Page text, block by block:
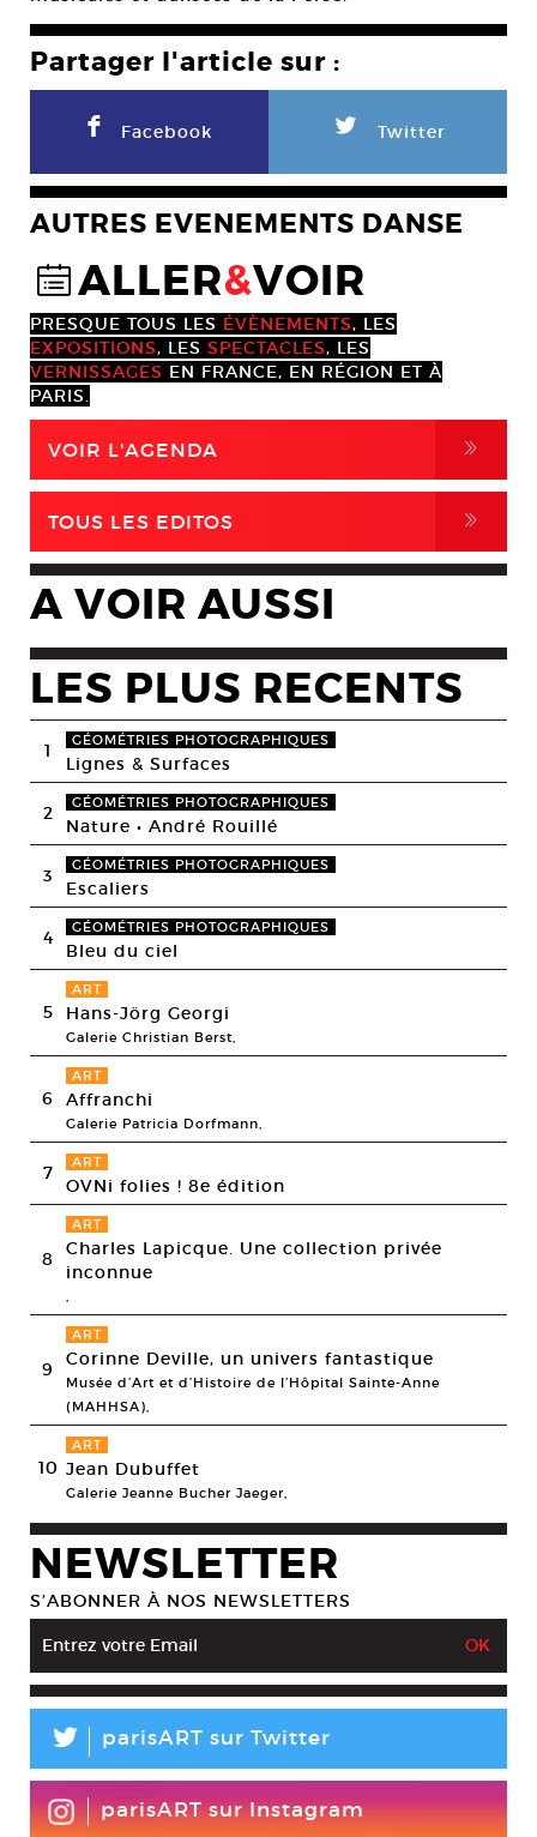
Partager l'article sur :
F Facebook L Twitter
AUTRES EVENEMENTS DANSE
@ALLER&VOIR
PRESQUE TOUS LES ÉVÈNEMENTS, LES
EXPOSITIONS, LES SPECTACLES, LES
VERNISSAGES EN FRANCE, EN RÉGION ET À
PARIS.
VOIR L'AGENDA ,
TOUS LES EDITOS ,
A VOIR AUSSI
LES PLUS RECENTS
1 GÉOMÉTRIES PHOTOGRAPHIQUES
Lignes & Surfaces
2 GÉOMÉTRIES PHOTOGRAPHIQUES
Nature • André Rouillé
3 GÉOMÉTRIES PHOTOGRAPHIQUES
Escaliers
4 GÉOMÉTRIES PHOTOGRAPHIQUES
Bleu du ciel
5
ART
Hans-Jörg Georgi
Galerie Christian Berst,
6
ART
Affranchi
Galerie Patricia Dorfmann,
7 ART
OVNi folies ! 8e édition
8
ART
Charles Lapicque. Une collection privée
inconnue
,
9
ART
Corinne Deville, un univers fantastique
Musée d’Art et d’Histoire de l’Hôpital Sainte-Anne
(MAHHSA),
10
ART
Jean Dubuffet
Galerie Jeanne Bucher Jaeger,
NEWSLETTER
S’ABONNER À NOS NEWSLETTERS
L parisART sur Twitter
parisART sur Instagram